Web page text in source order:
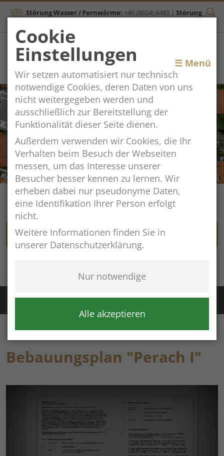
Störung Wasser / Fernwärme: +49 (8654) 8483 | Störung
Toggle
navigation
☰ Menü
Bebauungsplan "Perach I"
Cookie
Einstellungen
Wir setzen automatisiert nur technisch
notwendige Cookies, deren Daten von uns
nicht weitergegeben werden und
ausschließlich zur Bereitstellung der
Funktionalität dieser Seite dienen.
Außerdem verwenden wir Cookies, die Ihr
Verhalten beim Besuch der Webseiten
messen, um das Interesse unserer
Besucher besser kennen zu lernen. Wir
erheben dabei nur pseudonyme Daten,
eine Identifikation Ihrer Person erfolgt
nicht.
Weitere Informationen finden Sie in
unserer Datenschutzerklärung.
Nur notwendige
Alle akzeptieren